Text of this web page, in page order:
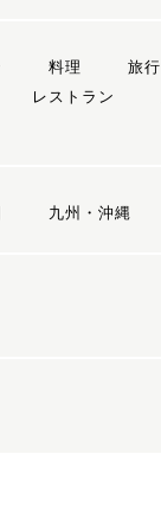
料理 旅行
レストラン
九州・沖縄